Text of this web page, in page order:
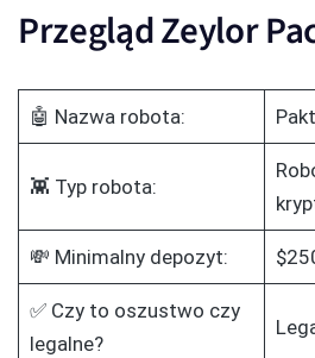
Przegląd Zeylor
🤖 Nazwa robota:
👾 Typ robota:
💸 Minimalny depozyt:
✅ Czy to oszustwo czy
legalne?